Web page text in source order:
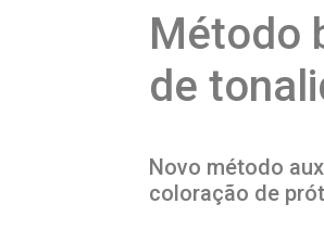
Método
de
Novo método
coloração de